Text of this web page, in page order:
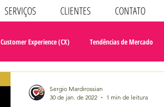
SERVIÇOS CLIENTES CONTATO
Customer Experience (CX) Tendências de Mercado
Sergio Mardirossian
30 de jan. de 2022
1 min de leitura